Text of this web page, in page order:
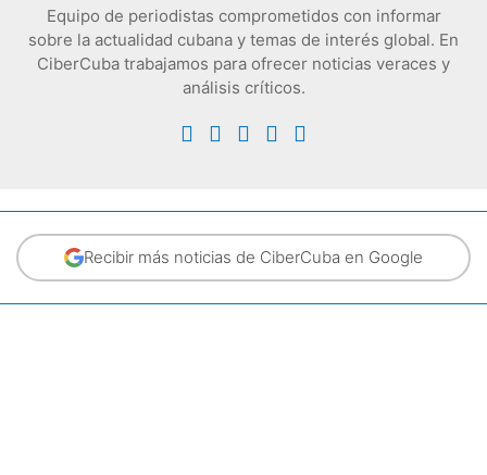
Equipo de periodistas comprometidos con informar
sobre la actualidad cubana y temas de interés global. En
CiberCuba trabajamos para ofrecer noticias veraces y
análisis críticos.
Recibir más noticias de CiberCuba en Google